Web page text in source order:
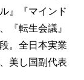
』『マインド
『転生会議』
。全日本実業
美し国副代表